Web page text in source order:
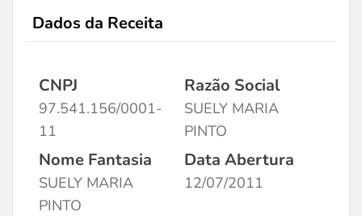
Dados da Receita
CNPJ
97.541.156/0001-
11
Razão Social
SUELY MARIA
PINTO
Nome Fantasia
SUELY MARIA
PINTO
Data Abertura
12/07/2011